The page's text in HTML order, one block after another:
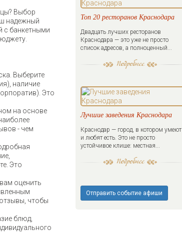
Выбор
надежный
с банкетными
Выберите
наличие
Это
на основе
- чем
Это
оценить
чтобы
блюд,
Топ 20 ресторанов Краснодара
Двадцать лучших ресторанов
Краснодара — это уже не просто
список адресов, а полноценный...
Лучшие заведения Краснодара
Краснодар — город, в котором умеют
и любят есть. Это не просто
устойчивое клише: местная...
Отправить событие афиши